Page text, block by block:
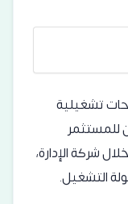
تشغيلية
للمستثمر
شركة الإدارة،
التشغيل.